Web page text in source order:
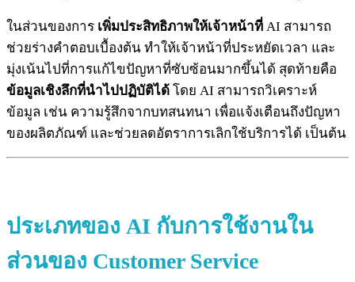
ในส่วนของการ เพิ่มประสิทธิภาพให้เจ้าหน้าที่ AI สามารถ
ช่วยร่างคำตอบเบื้องต้น ทำให้เจ้าหน้าที่ประหยัดเวลา และ
มุ่งเน้นไปที่การแก้ไขปัญหาที่ซับซ้อนมากขึ้นได้ สุดท้ายคือ
ข้อมูลเชิงลึกที่นำไปปฏิบัติได้ โดย AI สามารถวิเคราะห์
ข้อมูล เช่น ความรู้สึกจากบทสนทนา เพื่อแจ้งเตือนถึงปัญหา
ของผลิตภัณฑ์ และช่วยลดอัตราการเลิกใช้บริการได้ เป็นต้น
ประเภทของ AI กับการใช้งานใน
ส่วนของ Customer Service